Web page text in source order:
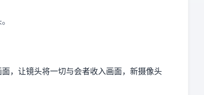
，让镜头将一切与会者收入画面，新摄像头